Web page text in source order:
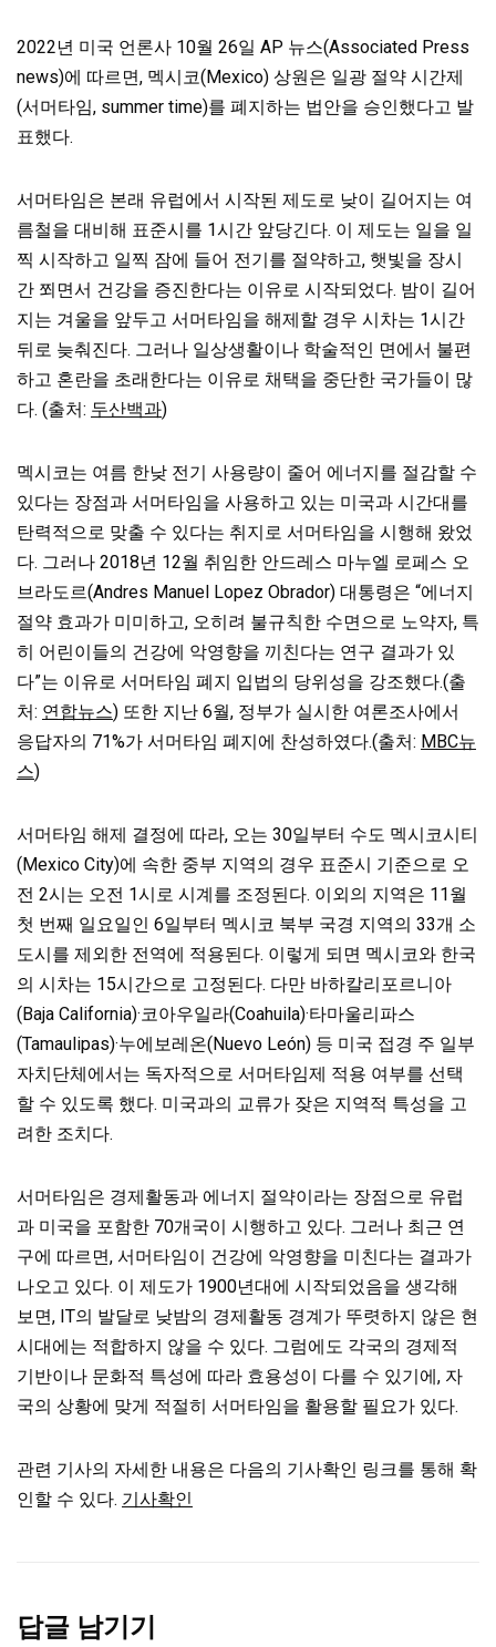
2022년 미국 언론사 10월 26일 AP 뉴스(Associated Press
news)에 따르면, 멕시코(Mexico) 상원은 일광 절약 시간제
(서머타임, summer time)를 폐지하는 법안을 승인했다고 발
표했다.
서머타임은 본래 유럽에서 시작된 제도로 낮이 길어지는 여
름철을 대비해 표준시를 1시간 앞당긴다. 이 제도는 일을 일
찍 시작하고 일찍 잠에 들어 전기를 절약하고, 햇빛을 장시
간 쬐면서 건강을 증진한다는 이유로 시작되었다. 밤이 길어
지는 겨울을 앞두고 서머타임을 해제할 경우 시차는 1시간
뒤로 늦춰진다. 그러나 일상생활이나 학술적인 면에서 불편
하고 혼란을 초래한다는 이유로 채택을 중단한 국가들이 많
다. (출처: 두산백과)
멕시코는 여름 한낮 전기 사용량이 줄어 에너지를 절감할 수
있다는 장점과 서머타임을 사용하고 있는 미국과 시간대를
탄력적으로 맞출 수 있다는 취지로 서머타임을 시행해 왔었
다. 그러나 2018년 12월 취임한 안드레스 마누엘 로페스 오
브라도르(Andres Manuel Lopez Obrador) 대통령은 “에너지
절약 효과가 미미하고, 오히려 불규칙한 수면으로 노약자, 특
히 어린이들의 건강에 악영향을 끼친다는 연구 결과가 있
다”는 이유로 서머타임 폐지 입법의 당위성을 강조했다.(출
처: 연합뉴스) 또한 지난 6월, 정부가 실시한 여론조사에서
응답자의 71%가 서머타임 폐지에 찬성하였다.(출처: MBC뉴
스)
서머타임 해제 결정에 따라, 오는 30일부터 수도 멕시코시티
(Mexico City)에 속한 중부 지역의 경우 표준시 기준으로 오
전 2시는 오전 1시로 시계를 조정된다. 이외의 지역은 11월
첫 번째 일요일인 6일부터 멕시코 북부 국경 지역의 33개 소
도시를 제외한 전역에 적용된다. 이렇게 되면 멕시코와 한국
의 시차는 15시간으로 고정된다. 다만 바하칼리포르니아
(Baja California)·코아우일라(Coahuila)·타마울리파스
(Tamaulipas)·누에보레온(Nuevo León) 등 미국 접경 주 일부
자치단체에서는 독자적으로 서머타임제 적용 여부를 선택
할 수 있도록 했다. 미국과의 교류가 잦은 지역적 특성을 고
려한 조치다.
서머타임은 경제활동과 에너지 절약이라는 장점으로 유럽
과 미국을 포함한 70개국이 시행하고 있다. 그러나 최근 연
구에 따르면, 서머타임이 건강에 악영향을 미친다는 결과가
나오고 있다. 이 제도가 1900년대에 시작되었음을 생각해
보면, IT의 발달로 낮밤의 경제활동 경계가 뚜렷하지 않은 현
시대에는 적합하지 않을 수 있다. 그럼에도 각국의 경제적
기반이나 문화적 특성에 따라 효용성이 다를 수 있기에, 자
국의 상황에 맞게 적절히 서머타임을 활용할 필요가 있다.
관련 기사의 자세한 내용은 다음의 기사확인 링크를 통해 확
인할 수 있다. 기사확인
답글 남기기